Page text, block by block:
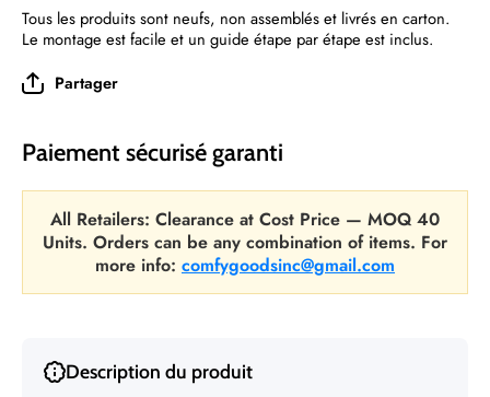
Tous les produits sont neufs, non assemblés et livrés en carton.
Le montage est facile et un guide étape par étape est inclus.
Partager
Paiement sécurisé garanti
All Retailers: Clearance at Cost Price — MOQ 40
Units. Orders can be any combination of items. For
more info: comfygoodsinc@gmail.com
Description du produit